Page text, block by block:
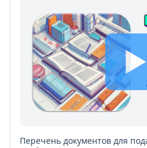
Перечень документов для